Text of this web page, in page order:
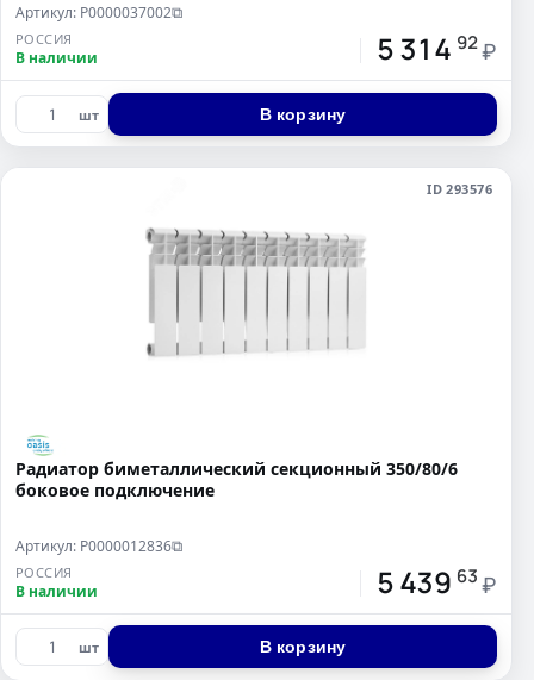
Артикул: Р0000037002⧉
РОССИЯ
В наличии 5 314 92 ₽
шт В корзину
ID 293576
Радиатор биметаллический секционный 350/80/6
боковое подключение
Артикул: Р0000012836⧉
РОССИЯ
В наличии 5 439 63 ₽
шт В корзину